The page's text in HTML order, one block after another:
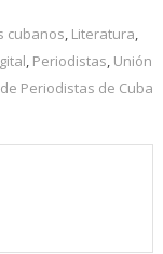
cubanos, Literatura,
, Periodistas, Unión
Periodistas de Cuba